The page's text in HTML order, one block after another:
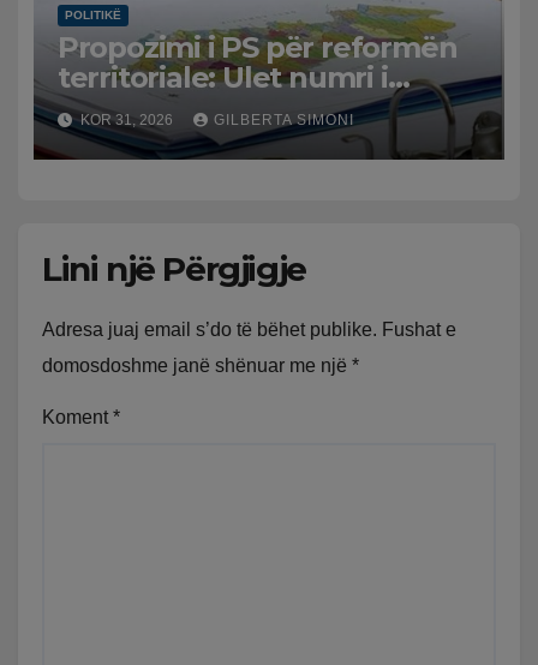
POLITIKË
Propozimi i PS për reformën
territoriale: Ulet numri i
bashkive nga 61 në 46
KOR 31, 2026 GILBERTA SIMONI
Lini një Përgjigje
Adresa juaj email s’do të bëhet publike. Fushat e
domosdoshme janë shënuar me një *
Koment *